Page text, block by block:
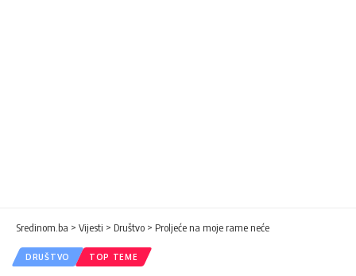
Sredinom.ba > Vijesti > Društvo > Proljeće na moje rame neće
DRUŠTVO TOP TEME